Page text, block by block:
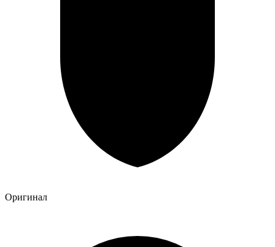
Оригинал